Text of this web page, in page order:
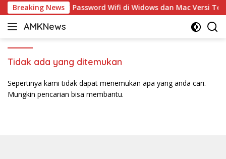
Langsung
ke
konten
Breaking News
5 Cara Ganti Password Wifi di Widows dan Mac Versi
AMKNews
Satu
Informasi
Tidak ada yang ditemukan
Sepertinya kami tidak dapat menemukan apa yang anda cari.
Mungkin pencarian bisa membantu.